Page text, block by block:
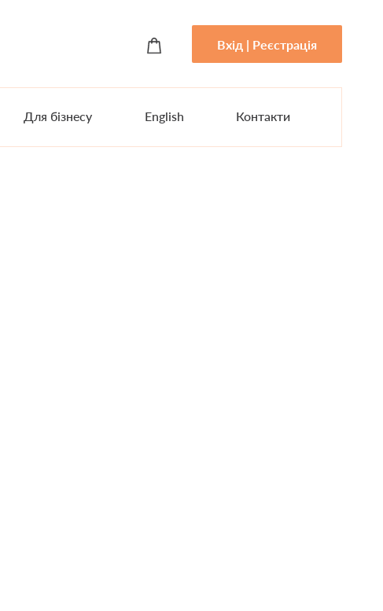
Вхід | Реєстрація
Для бізнесу English Контакти